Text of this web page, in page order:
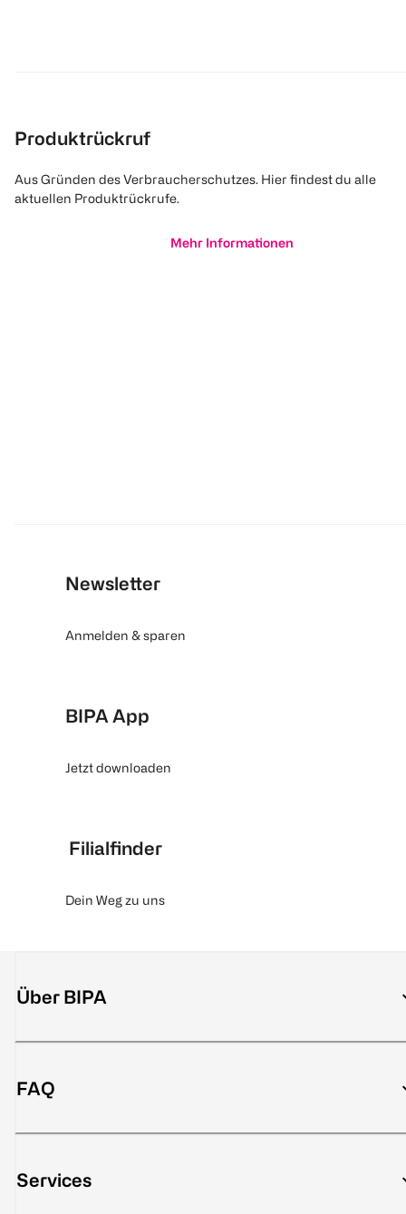
Produktrückruf
Aus Gründen des Verbraucherschutzes. Hier findest du alle
aktuellen Produktrückrufe.
Mehr Informationen
Newsletter
Anmelden & sparen
BIPA App
Jetzt downloaden
Filialfinder
Dein Weg zu uns
Über BIPA
FAQ
Services